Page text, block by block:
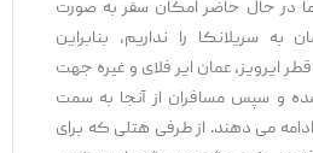
در حال حاضر امکان سفر به صورت
سریلانکا را نداریم، بنابراین
ایرویز، عمان ایر فلای و غیره جهت
و سپس مسافران از آنجا به سمت
می‌ دهند. از طرفی هتلی که برای